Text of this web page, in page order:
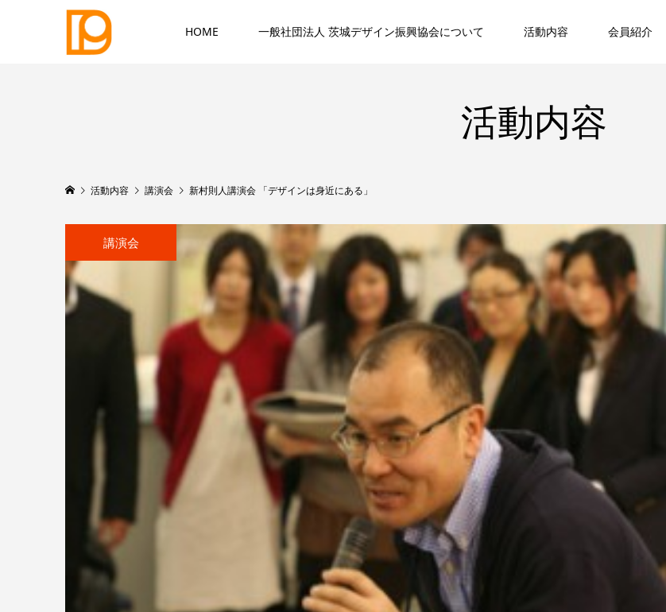
HOME 一般社団法人 茨城デザイン振興協会について 活動内容 会員紹介
活動内容
活動内容 講演会 新村則人講演会 「デザインは身近にある」
講演会